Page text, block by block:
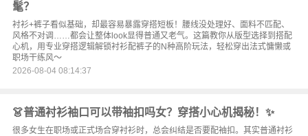
髦？
衬衫+裤子看似基础，却最容易暴露穿搭短板！腰线没处理好、面料不匹配、
风格不对调……都会让整体look显得普通又老气。这篇教你从版型选择到搭配
心机，用专业穿搭逻辑解锁衬衫配裤子的N种高阶玩法，轻松穿出法式慵懒或
职场干练风～
2026-08-04 08:14:37
👗普通衬衫袖口可以带袖扣吗女？穿搭小心机揭秘！✨
很多女生在职场或正式场合穿衬衫时，总会纠结是否要配袖扣。其实普通衬衫